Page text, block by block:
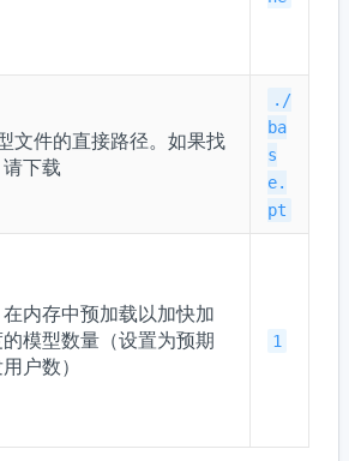
文件的直接路径。如果找
下载
./
ba
s
e.
pt
内存中预加载以加快加
模型数量（设置为预期
户数）
1